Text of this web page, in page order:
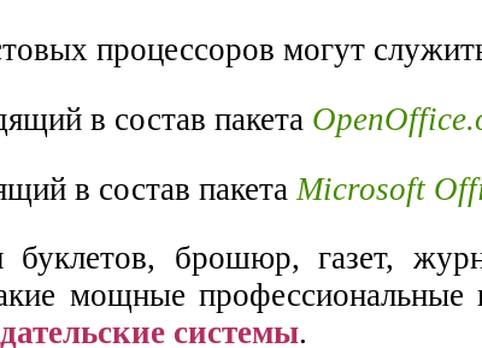
процессоров могут
в состав пакета
в состав пакета Microsoft
буклетов, брошюр, газет,
мощные профессиональные
системы.